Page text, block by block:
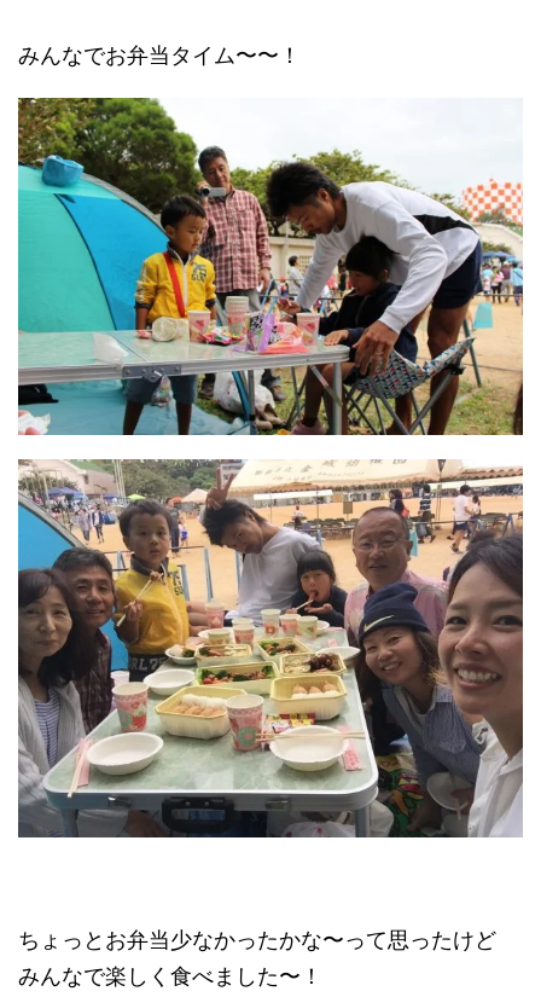
みんなでお弁当タイム〜〜！
ちょっとお弁当少なかったかな〜って思ったけど
みんなで楽しく食べました〜！